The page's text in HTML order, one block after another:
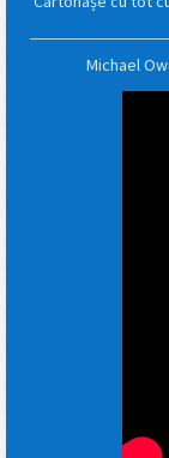
Michael